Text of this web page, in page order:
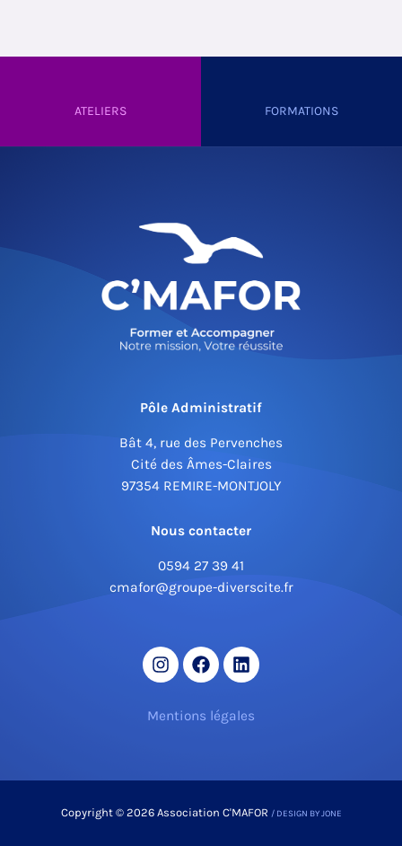
ATELIERS FORMATIONS
Pôle Administratif
Bât 4, rue des Pervenches
Cité des Âmes-Claires
97354 REMIRE-MONTJOLY
Nous contacter
0594 27 39 41
cmafor@groupe-diverscite.fr
Mentions légales
Copyright © 2026 Association C'MAFOR / DESIGN BY JONE